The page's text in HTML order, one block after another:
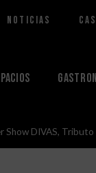
Noticias
Show DIVAS, Tributo